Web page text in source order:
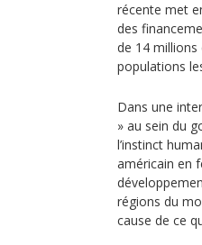
récente met
des
de 14 millions
populations
Dans une
» au sein du
l’instinct
américain en
régions du
cause de ce